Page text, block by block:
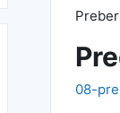
08-